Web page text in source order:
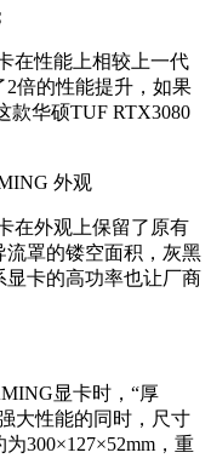
在性能上相较上一代
倍的性能提升，如果
款华硕TUF RTX3080
外观
在外观上保留了原有
罩的镂空面积，灰黑
显卡的高功率也让厂商
显卡时，“厚
大性能的同时，尺寸
300×127×52mm，重